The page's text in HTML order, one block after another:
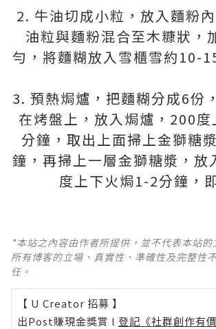
2. 牛油切成小粒，放入麵粉
油粒與麵粉混合至木糠狀，
勻，將麵糊放入雪櫃雪約10-
3. 預熱焗爐，把麵糊分成6份
在烤盤上，放入焗爐，200
分鐘，取出上面掃上金獅糖
鐘，再掃上一層金獅糖漿，放
度上下火焗1-2分鐘，
*本站之內容由作者所提供，並不代表本站
所有博客的立場、真實性、準確性及完整性
任。
【 U Creator 招募 】
出Post賺現金獎賞 l 登記《社群創作有價